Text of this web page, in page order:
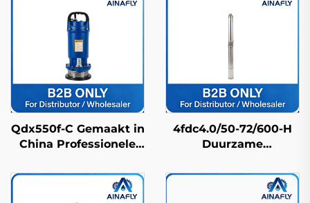
Qdx550f-C Gemaakt in
China Professionele
IP68-waterdichte
bescherming
4fdc4.0/50-72/600-H
Duurzame
Zonnedieppomp
Lange Levensduur &